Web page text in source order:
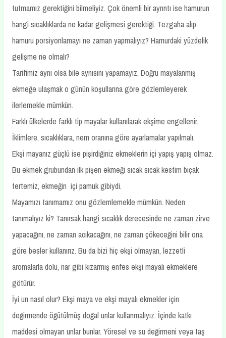
tutmamız gerektiğini bilmeliyiz. Çok önemli bir ayrıntı ise hamurun
hangi sıcaklıklarda ne kadar gelişmesi gerektiği. Tezgaha alıp
hamuru porsiyonlamayı ne zaman yapmalıyız? Hamurdaki yüzdelik
gelişme ne olmalı?
Tarifimiz aynı olsa bile aynısını yapamayız. Doğru mayalanmış
ekmeğe ulaşmak o günün koşullarına göre gözlemleyerek
ilerlemekle mümkün.
Farklı ülkelerde farklı tip mayalar kullanılarak ekşime engellenir.
İklimlere, sıcaklıklara, nem oranına göre ayarlamalar yapılmalı.
Ekşi mayanız güçlü ise pişirdiğiniz ekmeklerin içi yapış yapış olmaz.
Bu ekmek grubundan ilk pişen ekmeği sıcak sıcak kestim bıçak
tertemiz, ekmeğin içi pamuk gibiydi.
Mayamızı tanımamız onu gözlemlemekle mümkün. Neden
tanımalıyız ki? Tanırsak hangi sıcaklık derecesinde ne zaman zirve
yapacağını, ne zaman acıkacağını, ne zaman çökeceğini bilir ona
göre besler kullanırız. Bu da bizi hiç ekşi olmayan, lezzetli
aromalarla dolu, nar gibi kızarmış enfes ekşi mayalı ekmeklere
götürür.
İyi un nasıl olur? Ekşi maya ve ekşi mayalı ekmekler için
değirmende öğütülmüş doğal unlar kullanmalıyız. İçinde katkı
maddesi olmayan unlar bunlar. Yöresel ve su değirmeni veya taş